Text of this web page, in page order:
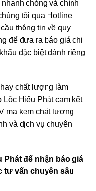
nhanh chóng và chính
tôi qua Hotline
thông tin về quy
để đưa ra báo giá chi
đặc biệt dành riêng
chất lượng làm
Lộc Hiếu Phát cam kết
mạ kẽm chất lượng
và dịch vụ chuyên
Phát để nhận báo giá
tư vấn chuyên sâu